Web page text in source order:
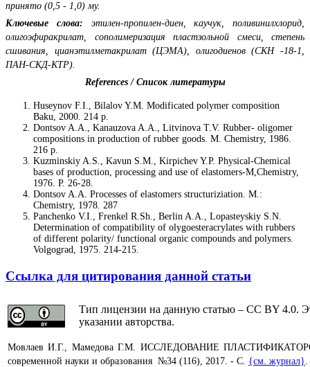
принято (0,5 - 1,0) му.
Ключевые слова: этилен-пропилен-диен, каучук, поливинилхлорид,
олигоэфиракрилат, сополимеризация пластзольной смеси, степень
сшивания, цианэтилметакрилат (ЦЭМА), олигодиенов (СКН -18-1,
ПАН-СКД-КТР).
References / Список литературы
Huseynov F.I., Bilalov Y.M. Modificated polymer composition
Baku, 2000. 214 p.
Dontsov A.A., Kanauzova A.A., Litvinova T.V. Rubber- oligomer
compositions in production of rubber goods. M. Chemistry, 1986.
216 p.
Kuzminskiy A.S., Kavun S.M., Kirpichev Y.P. Physical-Chemical
bases of production, processing and use of elastomers-M,Chemistry,
1976. P. 26-28.
Dontsov A.A. Processes of elastomers structuriziation. M.:
Chemistry, 1978. 287
Panchenko V.I., Frenkel R.Sh., Berlin A.A., Lopasteyskiy S.N.
Determination of compatibility of olygoesteracrylates with rubbers
of different polarity/ functional organic compounds and polymers.
Volgograd, 1975. 214-215.
Ссылка для цитирования данной статьи
Тип лицензии на данную статью – CC BY 4.0.
указании авторства.
Мовлаев И.Г., Мамедова Г.М. ИССЛЕДОВАНИЕ
современной науки и образования №34 (116), 2017. - С. {см. журнал}